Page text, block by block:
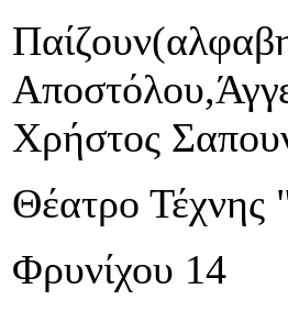
Χρήστος
Θέατρο
Φρυνίχου 14